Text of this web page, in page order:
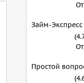
Займ-Экспресс
Простой